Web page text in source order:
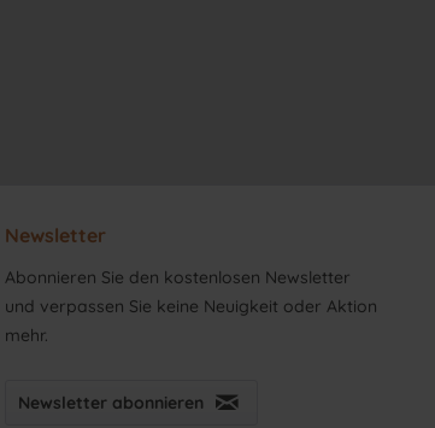
Newsletter
Abonnieren Sie den kostenlosen Newsletter
und verpassen Sie keine Neuigkeit oder Aktion
mehr.
Newsletter abonnieren